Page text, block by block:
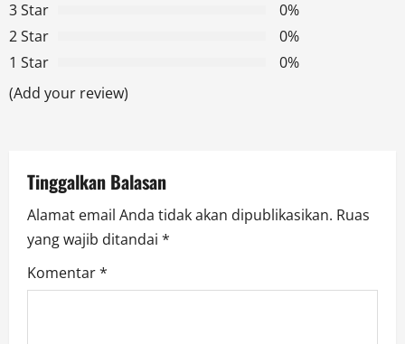
g
a
t
o
n
3 Star
0%
2 Star
0%
1 Star
0%
(Add your review)
Tinggalkan Balasan
Alamat email Anda tidak akan dipublikasikan. Ruas
yang wajib ditandai *
Komentar*